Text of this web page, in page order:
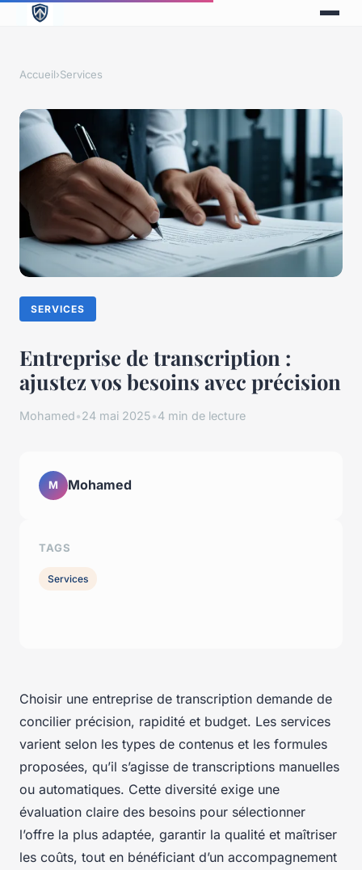
Accueil›Services
SERVICES
Entreprise de transcription :
ajustez vos besoins avec précision
Mohamed•24 mai 2025•4 min de lecture
Choisir une entreprise de transcription demande de
concilier précision, rapidité et budget. Les services
varient selon les types de contenus et les formules
proposées, qu’il s’agisse de transcriptions manuelles
ou automatiques. Cette diversité exige une
évaluation claire des besoins pour sélectionner
l’offre la plus adaptée, garantir la qualité et maîtriser
les coûts, tout en bénéficiant d’un accompagnement
M Mohamed
TAGS
Services